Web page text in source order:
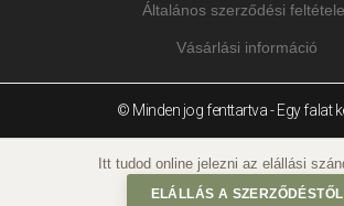
Általános szerződési
Vásárlási információ
© Minden jog fenttartva - Egy falat
ELÁLLÁS A SZERZŐDÉSTŐL